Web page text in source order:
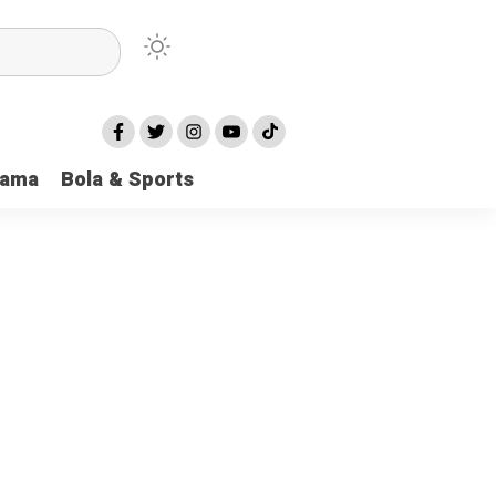
Bola & Sports